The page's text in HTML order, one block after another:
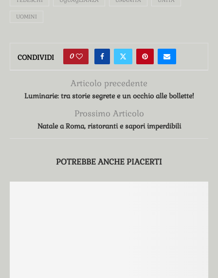
UOMINI
CONDIVIDI 0
Articolo precedente
Luminarie: tra storie segrete e un occhio alle bollette!
Prossimo Articolo
Natale a Roma, ristoranti e sapori imperdibili
POTREBBE ANCHE PIACERTI